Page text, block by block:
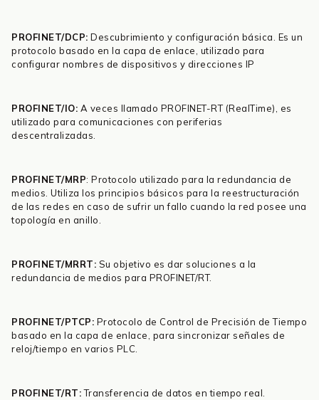
PROFINET/DCP: Descubrimiento y configuración básica. Es un
protocolo basado en la capa de enlace, utilizado para
configurar nombres de dispositivos y direcciones IP
PROFINET/IO: A veces llamado PROFINET-RT (RealTime), es
utilizado para comunicaciones con periferias
descentralizadas.
PROFINET/MRP: Protocolo utilizado para la redundancia de
medios. Utiliza los principios básicos para la reestructuración
de las redes en caso de sufrir un fallo cuando la red posee una
topología en anillo.
PROFINET/MRRT: Su objetivo es dar soluciones a la
redundancia de medios para PROFINET/RT.
PROFINET/PTCP: Protocolo de Control de Precisión de Tiempo
basado en la capa de enlace, para sincronizar señales de
reloj/tiempo en varios PLC.
PROFINET/RT:Transferencia de datos en tiempo real.